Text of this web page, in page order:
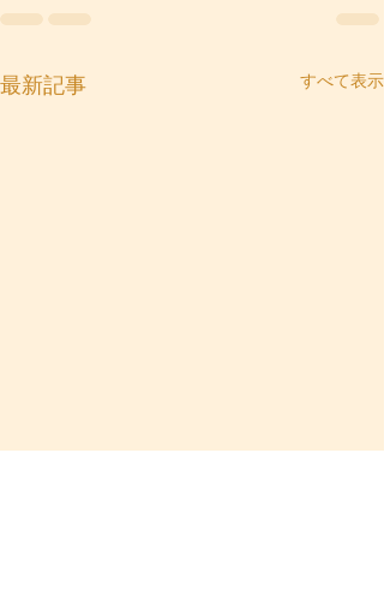
最新記事 すべて表示